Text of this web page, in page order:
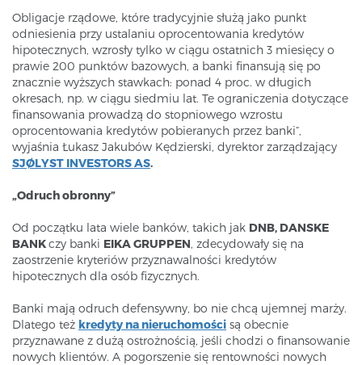
Obligacje rządowe, które tradycyjnie służą jako punkt
odniesienia przy ustalaniu oprocentowania kredytów
hipotecznych, wzrosły tylko w ciągu ostatnich 3 miesięcy o
prawie 200 punktów bazowych, a banki finansują się po
znacznie wyższych stawkach: ponad 4 proc. w długich
okresach, np. w ciągu siedmiu lat. Te ograniczenia dotyczące
finansowania prowadzą do stopniowego wzrostu
oprocentowania kredytów pobieranych przez banki”,
wyjaśnia Łukasz Jakubów Kędzierski, dyrektor zarządzający
SJØLYST INVESTORS AS.
„Odruch obronny”
Od początku lata wiele banków, takich jak DNB, DANSKE
BANKczy banki EIKA GRUPPEN, zdecydowały się na
zaostrzenie kryteriów przyznawalności kredytów
hipotecznych dla osób fizycznych.
Banki mają odruch defensywny, bo nie chcą ujemnej marży.
Dlatego też kredyty na nieruchomości są obecnie
przyznawane z dużą ostrożnością, jeśli chodzi o finansowanie
nowych klientów. A pogorszenie się rentowności nowych